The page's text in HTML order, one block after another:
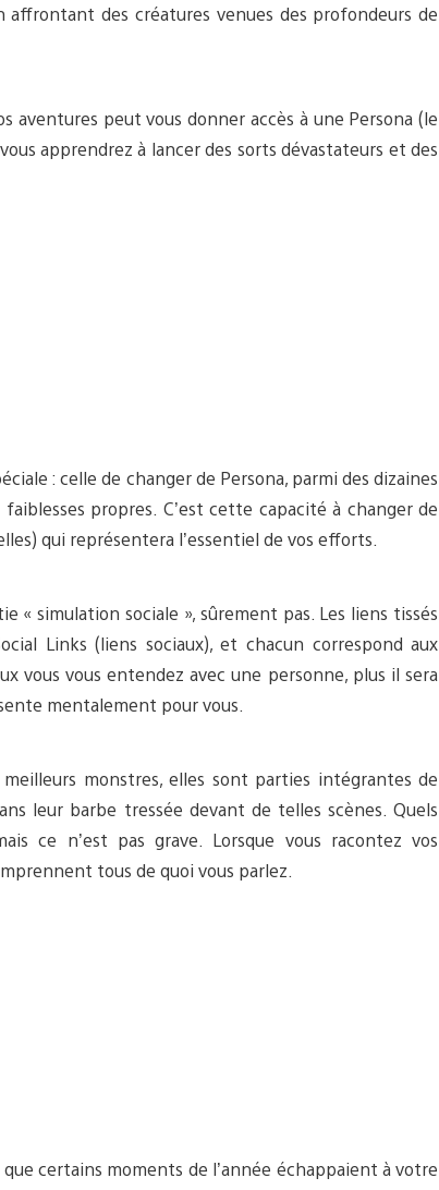
des créatures venues des profondeurs de
aventures peut vous donner accès à une Persona (le
apprendrez à lancer des sorts dévastateurs et des
: celle de changer de Persona, parmi des dizaines
propres. C’est cette capacité à changer de
qui représentera l’essentiel de vos efforts.
« simulation sociale », sûrement pas. Les liens tissés
Links (liens sociaux), et chacun correspond aux
vous vous entendez avec une personne, plus il sera
mentalement pour vous.
monstres, elles sont parties intégrantes de
leur barbe tressée devant de telles scènes. Quels
ce n’est pas grave. Lorsque vous racontez vos
tous de quoi vous parlez.
certains moments de l’année échappaient à votre